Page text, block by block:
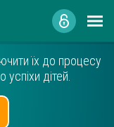
їх до процесу
дітей.